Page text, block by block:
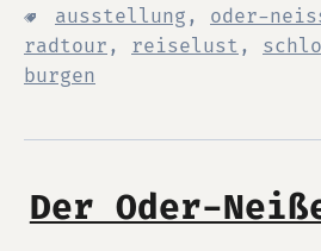
ausstellung , oder-
radtour , reiselust ,
burgen
Der Oder-